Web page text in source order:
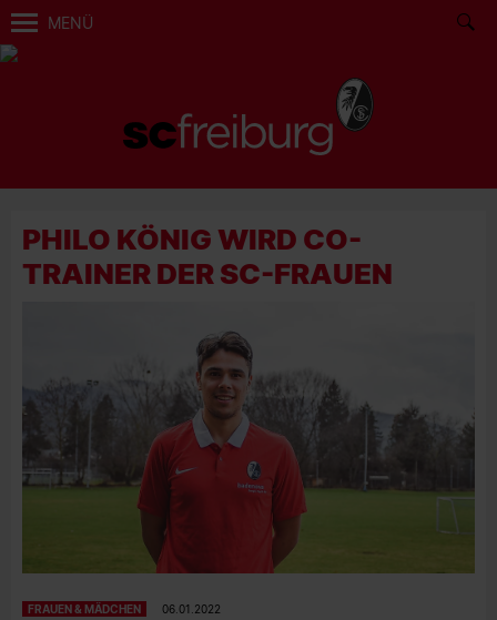
MENÜ
PHILO KÖNIG WIRD CO-
TRAINER DER SC-FRAUEN
FRAUEN & MÄDCHEN 06.01.2022